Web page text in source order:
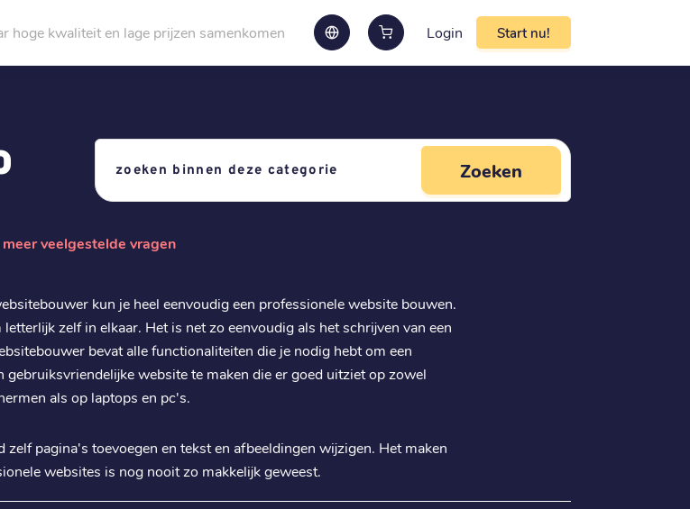
hoge kwaliteit en lage prijzen samenkomen Login Start nu!
Zoeken
veelgestelde vragen
kun je heel eenvoudig een professionele website bouwen.
letterlijk zelf in elkaar. Het is net zo eenvoudig als het schrijven van een
bevat alle functionaliteiten die je nodig hebt om een
gebruiksvriendelijke website te maken die er goed uitziet op zowel
als op laptops en pc's.
zelf pagina's toevoegen en tekst en afbeeldingen wijzigen. Het maken
websites is nog nooit zo makkelijk geweest.